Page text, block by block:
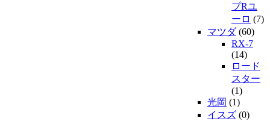
プRユ
ーロ (7)
マツダ(60)
RX-7
(14)
ロード
スター
(1)
光岡 (1)
イスズ (0)